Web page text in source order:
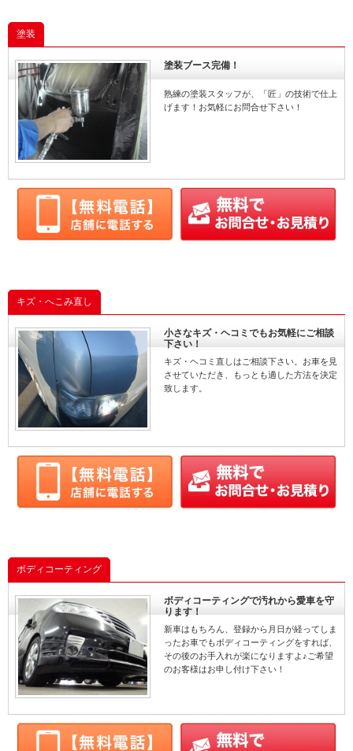
ムページはこちらか
ら！！是非ご覧くださ
い！！ →http://matsuda
-motors.com ホームペー
ジ：「墨田区 車検」で
ご検索を！
点検
保険使用
整備
トヨタ
エンジン交換
エンジン載せ替え
ナビスペシャル
Gエディション
アエラス
交換
塗装
塗装ブース完備！
熟練の塗装スタッフが、「匠」の技術で仕上
げます！お気軽にお問合せ下さい！
キズ・へこみ直し
小さなキズ・ヘコミでもお気軽にご相談
下さい！
キズ・ヘコミ直しはご相談下さい。お車を見
させていただき、もっとも適した方法を決定
致します。
ボディコーティング
ボディコーティングで汚れから愛車を守
ります！
新車はもちろん、登録から月日が経ってしま
ったお車でもボディコーティングをすれば、
その後のお手入れが楽になりますよ♪ご希望
のお客様はお申し付け下さい！